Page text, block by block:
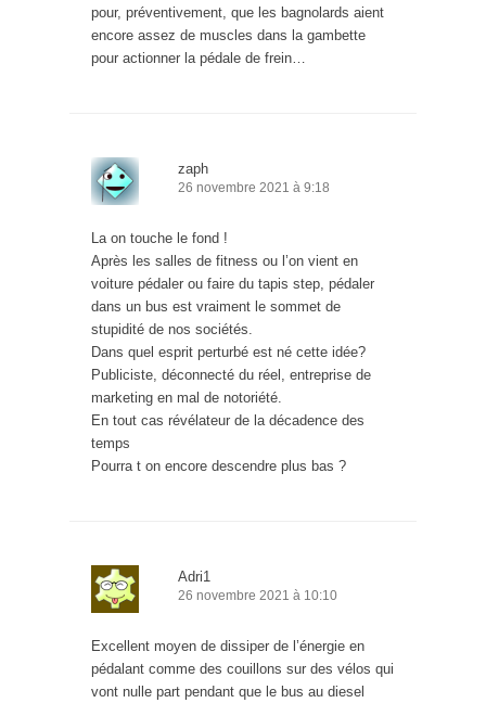
pour, préventivement, que les bagnolards aient
encore assez de muscles dans la gambette
pour actionner la pédale de frein…
zaph
26 novembre 2021 à 9:18
La on touche le fond !
Après les salles de fitness ou l’on vient en
voiture pédaler ou faire du tapis step, pédaler
dans un bus est vraiment le sommet de
stupidité de nos sociétés.
Dans quel esprit perturbé est né cette idée?
Publiciste, déconnecté du réel, entreprise de
marketing en mal de notoriété.
En tout cas révélateur de la décadence des
temps
Pourra t on encore descendre plus bas ?
Adri1
26 novembre 2021 à 10:10
Excellent moyen de dissiper de l’énergie en
pédalant comme des couillons sur des vélos qui
vont nulle part pendant que le bus au diesel